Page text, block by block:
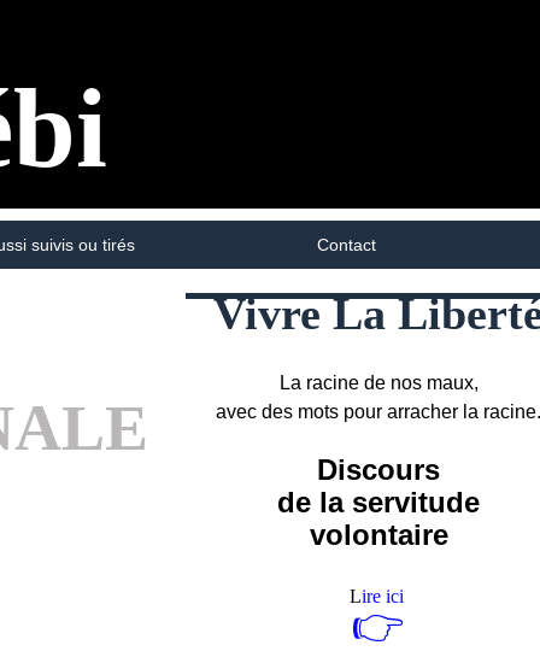
suivis ou tirés Contact
Vivre La
La racine de nos maux,
avec des mots pour arracher la racine.
Discours
de la servitude
volontaire
Lire ici
👉